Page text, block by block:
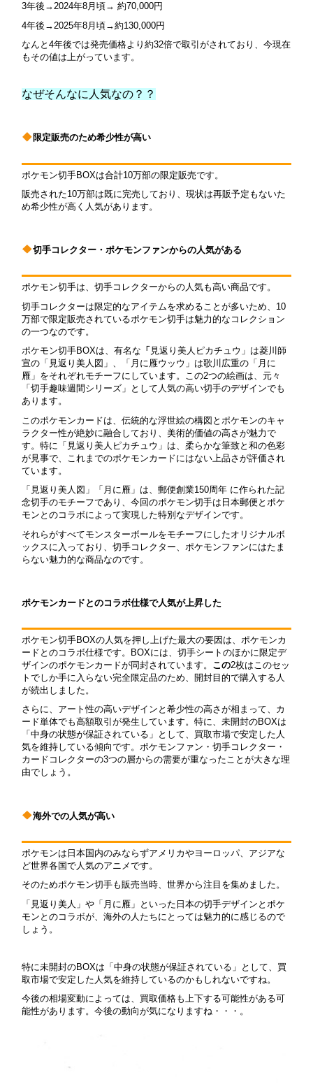
3年後→2024年8月頃→ 約70,000円
4年後→2025年8月頃→約130,000円
なんと4年後では発売価格より約32倍で取引がされており、今現在
もその値は上がっています。
なぜそんなに人気なの？？
限定販売のため希少性が高い
ポケモン切手BOXは合計10万部の限定販売です。
販売された10万部は既に完売しており、現状は再販予定もないた
め希少性が高く人気があります。
切手コレクター・ポケモンファンからの人気がある
ポケモン切手は、切手コレクターからの人気も高い商品です。
切手コレクターは限定的なアイテムを求めることが多いため、10
万部で限定販売されているポケモン切手は魅力的なコレクション
の一つなのです。
ポケモン切手BOXは、有名な 「 見返り美人ピカチュウ」は菱川師
宣の「見返り美人図」、「月に雁ウッウ」は歌川広重の「月に
雁」をそれぞれモチーフにしています。この2つの絵画は、元々
「切手趣味週間シリーズ」として人気の高い切手のデザインでも
あります。
このポケモンカードは、伝統的な浮世絵の構図とポケモンのキャ
ラクター性が絶妙に融合しており、美術的価値の高さが魅力で
す。特に「見返り美人ピカチュウ」は、柔らかな筆致と和の色彩
が見事で、これまでのポケモンカードにはない上品さが評価され
ています。
「見返り美人図」「月に雁」は、郵便創業150周年 に作られた記
念切手のモチーフであり、今回のポケモン切手は日本郵便とポケ
モンとのコラボによって実現した特別なデザインです。
それらがすべてモンスターボールをモチーフにしたオリジナルボ
ックスに入っており、切手コレクター、ポケモンファンにはたま
らない魅力的な商品なのです。
ポケモンカードとのコラボ仕様で人気が上昇した
ポケモン切手BOXの人気を押し上げた最大の要因は、ポケモンカ
ードとのコラボ仕様です。BOXには、切手シートのほかに限定デ
ザインのポケモンカードが同封されています。 この2枚はこのセッ
トでしか手に入らない完全限定品のため、開封目的で購入する人
が続出しました。
さらに、アート性の高いデザインと希少性の高さが相まって、カ
ード単体でも高額取引が発生しています。特に、未開封のBOXは
「中身の状態が保証されている」として、買取市場で安定した人
気を維持している傾向です。ポケモンファン・切手コレクター・
カードコレクターの3つの層からの需要が重なったことが大きな理
由でしょう。
海外での人気が高い
ポケモンは日本国内のみならずアメリカやヨーロッパ、アジアな
ど世界各国で人気のアニメです。
そのためポケモン切手も販売当時、世界から注目を集めました。
「見返り美人」や「月に雁」といった日本の切手デザインとポケ
モンとのコラボが、海外の人たちにとっては魅力的に感じるので
しょう。
特に未開封のBOXは「中身の状態が保証されている」として、買
取市場で安定した人気を維持しているのかもしれないですね。
今後の相場変動によっては、買取価格も上下する可能性がある可
能性があります。今後の動向が気になりますね・・・。